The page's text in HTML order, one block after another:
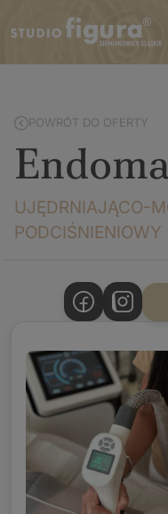
POWRÓT DO OFERTY
UJĘDRNIAJĄCO-
PODCIŚNIENIOWY